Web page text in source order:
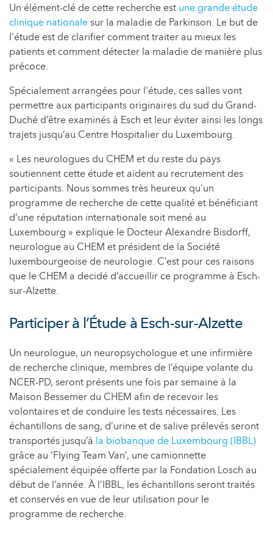
Un élément-clé de cette recherche est une grande étude
clinique nationalesur la maladie de Parkinson. Le but de
l'étude est de clarifier comment traiter au mieux les
patients et comment détecter la maladie de manière plus
précoce.
Spécialement arrangées pour l'étude, ces salles vont
permettre aux participants originaires du sud du Grand-
Duché d’être examinés à Esch et leur éviter ainsi les longs
trajets jusqu’au Centre Hospitalier du Luxembourg.
« Les neurologues du CHEM et du reste du pays
soutiennent cette étude et aident au recrutement des
participants. Nous sommes très heureux qu’un
programme de recherche de cette qualité et bénéficiant
d’une réputation internationale soit mené au
Luxembourg » explique le Docteur Alexandre Bisdorff,
neurologue au CHEM et président de la Société
luxembourgeoise de neurologie. C’est pour ces raisons
que le CHEM a decidé d’accueillir ce programme à Esch-
sur-Alzette.
Participer à l’Étude à Esch-sur-Alzette
Un neurologue, un neuropsychologue et une infirmière
de recherche clinique, membres de l’équipe volante du
NCER-PD, seront présents une fois par semaine à la
Maison Bessemer du CHEM afin de recevoir les
volontaires et de conduire les tests nécessaires. Les
échantillons de sang, d’urine et de salive prélevés seront
transportés jusqu’à la biobanque de Luxembourg (IBBL)
grâce au ‘Flying Team Van’, une camionnette
spécialement équipée offerte par la Fondation Losch au
début de l’année. À l’IBBL, les échantillons seront traités
et conservés en vue de leur utilisation pour le
programme de recherche.